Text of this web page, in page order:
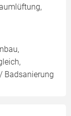
Badsanierung